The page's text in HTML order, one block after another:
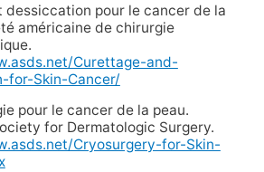
dessiccation pour le cancer de la
américaine de chirurgie
Curettage-and-
for-Skin-Cancer/
pour le cancer de la peau.
for Dermatologic Surgery.
Cryosurgery-for-Skin-